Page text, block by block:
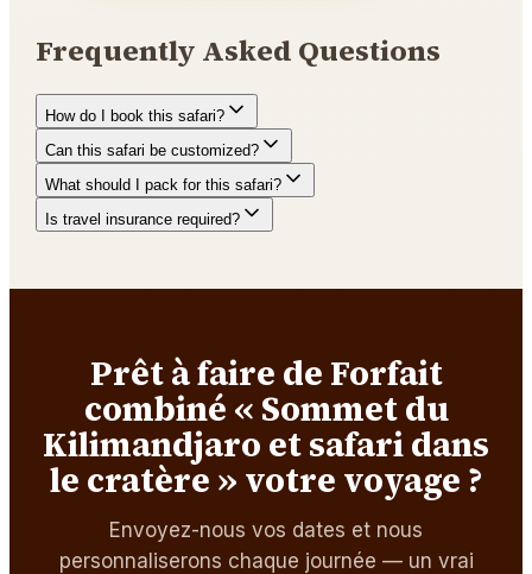
Frequently Asked Questions
How do I book this safari?
Can this safari be customized?
What should I pack for this safari?
Is travel insurance required?
Prêt à faire de Forfait
combiné « Sommet du
Kilimandjaro et safari dans
le cratère » votre voyage ?
Envoyez-nous vos dates et nous
personnaliserons chaque journée — un vrai